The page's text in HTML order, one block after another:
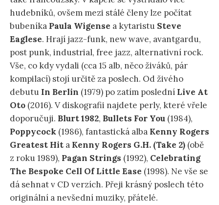
hudebníků, ovšem mezi stálé členy lze počítat
bubeníka Paula Wigense a kytaristu Steve
Eaglese. Hrají jazz-funk, new wave, avantgardu,
post punk, industrial, free jazz, alternativní rock.
Vše, co kdy vydali (cca 15 alb, něco živáků, pár
kompilací) stojí určitě za poslech. Od živého
debutu In Berlin (1979) po zatím poslední Live At
Oto (2016). V diskografii najdete perly, které vřele
doporučuji. Blurt 1982, Bullets For You (1984),
Poppycock (1986), fantastická alba Kenny Rogers
Greatest Hit a Kenny Rogers G.H. (Take 2) (obě
z roku 1989), Pagan Strings (1992), Celebrating
The Bespoke Cell Of Little Ease (1998). Ne vše se
dá sehnat v CD verzích. Přeji krásný poslech této
originální a nevšední muziky, přátelé.